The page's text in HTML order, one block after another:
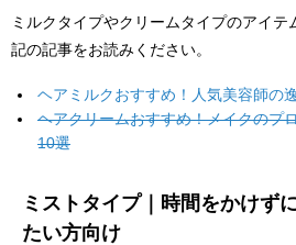
ミルクタイプやクリームタイプのアイ
記の記事をお読みください。
ヘアミルクおすすめ！人気美容師の
ヘアクリームおすすめ！メイクのプ
10選
ミストタイプ｜時間をかけず
たい方向け